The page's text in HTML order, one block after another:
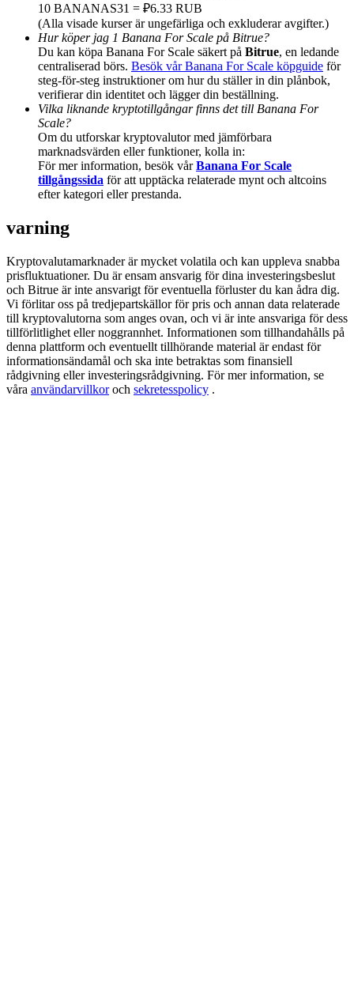
Deposit CASHCAT & Win
Share 500000 CASHCAT prize pool
Exclusive for BitMart Users
Register & Trade to Win 500,000 USDT
Precious Metals Trading Carnival
USDT New User Exclusive 10% APR
USDT Flexible Staking | Daily Rewards
10 BANANAS31 = ₽6.33 RUB
(Alla visade kurser är ungefärliga och exkluderar avgifter.)
Hur köper jag 1 Banana For Scale på Bitrue?
Du kan köpa Banana For Scale säkert på Bitrue, en ledande
centraliserad börs. Besök vår Banana For Scale köpguide för
steg-för-steg instruktioner om hur du ställer in din plånbok,
verifierar din identitet och lägger din beställning.
Vilka liknande kryptotillgångar finns det till Banana For
Scale?
Om du utforskar kryptovalutor med jämförbara
marknadsvärden eller funktioner, kolla in:
För mer information, besök vårBanana For Scale
tillgångssida för att upptäcka relaterade mynt och altcoins
efter kategori eller prestanda.
varning
Kryptovalutamarknader är mycket volatila och kan uppleva snabba
prisfluktuationer. Du är ensam ansvarig för dina investeringsbeslut
och Bitrue är inte ansvarigt för eventuella förluster du kan ådra dig.
Vi förlitar oss på tredjepartskällor för pris och annan data relaterade
till kryptovalutorna som anges ovan, och vi är inte ansvariga för dess
tillförlitlighet eller noggrannhet. Informationen som tillhandahålls på
denna plattform och eventuellt tillhörande material är endast för
informationsändamål och ska inte betraktas som finansiell
rådgivning eller investeringsrådgivning. För mer information, se
våra användarvillkoroch sekretesspolicy .